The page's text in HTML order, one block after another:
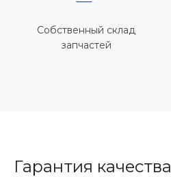
Собственный склад
запчастей
Гарантия качества